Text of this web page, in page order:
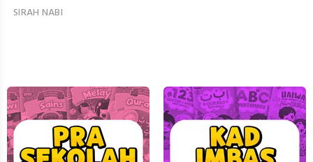
SIRAH NABI